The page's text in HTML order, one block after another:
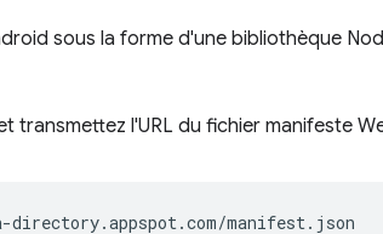
sous la forme d'une bibliothèque
transmettez l'URL du fichier manifeste